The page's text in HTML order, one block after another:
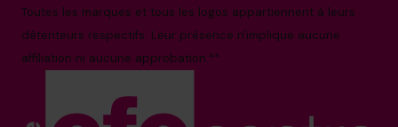
Toutes les marques et tous les logos appartiennent à leurs
détenteurs respectifs. Leur présence n'implique aucune
affiliation ni aucune approbation.**